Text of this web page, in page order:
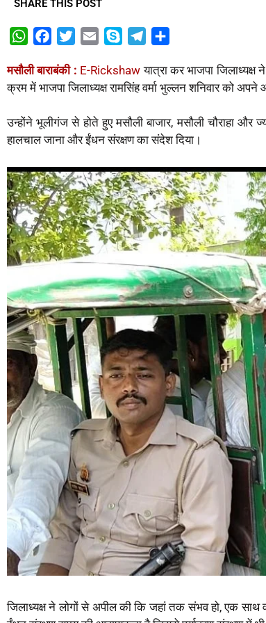
SHARE THIS POST
W
a
t
A
p
c
e
o
o
i
t
e
r
a
i
y
p
l
e
r
a
a
r
मसौली बाराबंकी : E-Rickshaw यात्रा कर भाजपा
क्रम में भाजपा जिलाध्यक्ष रामसिंह वर्मा भुल्लन शनिवार को
उन्होंने भूलीगंज से होते हुए मसौली बाजार, मसौली चौराहा और
हालचाल जाना और ईंधन संरक्षण का संदेश दिया।
जिलाध्यक्ष ने लोगों से अपील की कि जहां तक संभव हो, एक